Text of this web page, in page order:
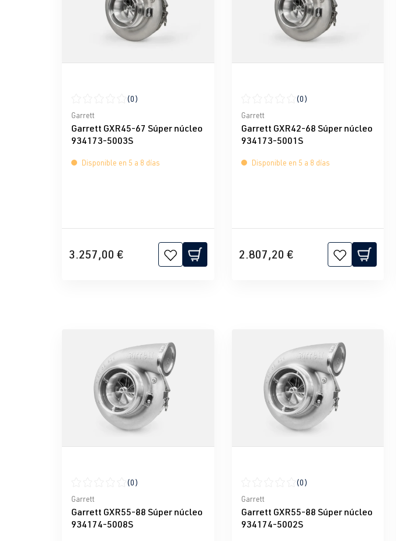
Calificación promedio de 0 de 5 estrellas
(0)
Garrett
Garrett GXR45-67 Súper núcleo
934173-5003S
Disponible en 5 a 8 días
3.257,00 €
Calificación promedio de 0 de 5 estrellas
(0)
Garrett
Garrett GXR42-68 Súper núcleo
934173-5001S
Disponible en 5 a 8 días
2.807,20 €
Calificación promedio de 0 de 5 estrellas
(0)
Garrett
Garrett GXR55-88 Súper núcleo
934174-5008S
Calificación promedio de 0 de 5 estrellas
(0)
Garrett
Garrett GXR55-88 Súper núcleo
934174-5002S